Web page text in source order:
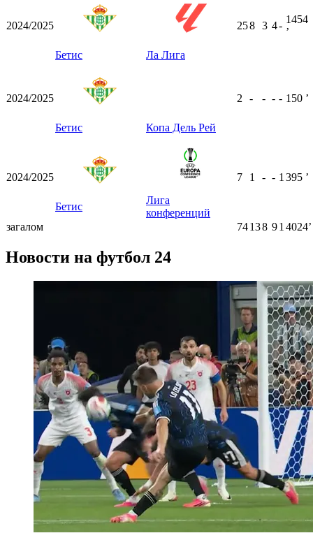
2024/2025
Бетис Ла Лига
258 3 4-
1454
ʼ
2024/2025
Бетис Копа Дель Рей
2 - - - - 150 ʼ
2024/2025
Бетис
Лига
конференций
7 1 - - 1 395 ʼ
загалом 74138 91 4024ʼ
Новости на футбол 24